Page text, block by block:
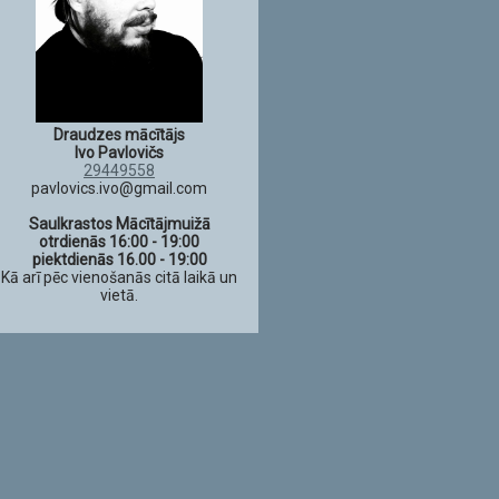
Draudzes mācītājs
Ivo Pavlovičs
29449558
pavlovics.ivo@gmail.com
Saulkrastos Mācītājmuižā
otrdienās 16:00 - 19:00
piektdienās 16.00 - 19:00
Kā arī pēc vienošanās citā laikā un
vietā.